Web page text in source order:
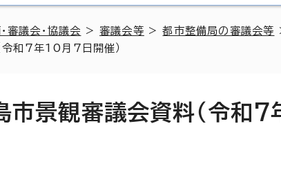
審議会・協議会 >審議会等 >都市整備局の審議会等
和7年10月7日開催）
景観審議会資料（令和